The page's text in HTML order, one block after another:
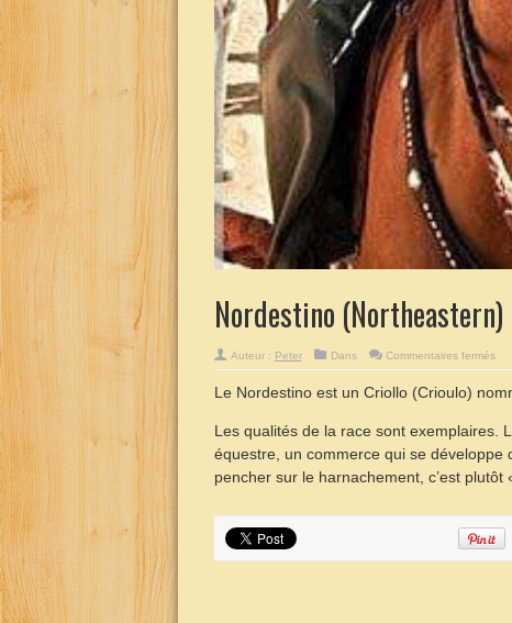
Nordestino (Northeastern)
Auteur : Peter Dans Commentaires ferméssur
Le Nordestino est un Criollo (Crioulo)
Les qualités de la race sont exemplaires.
équestre, un commerce qui se
pencher sur le harnachement, c’est plutôt